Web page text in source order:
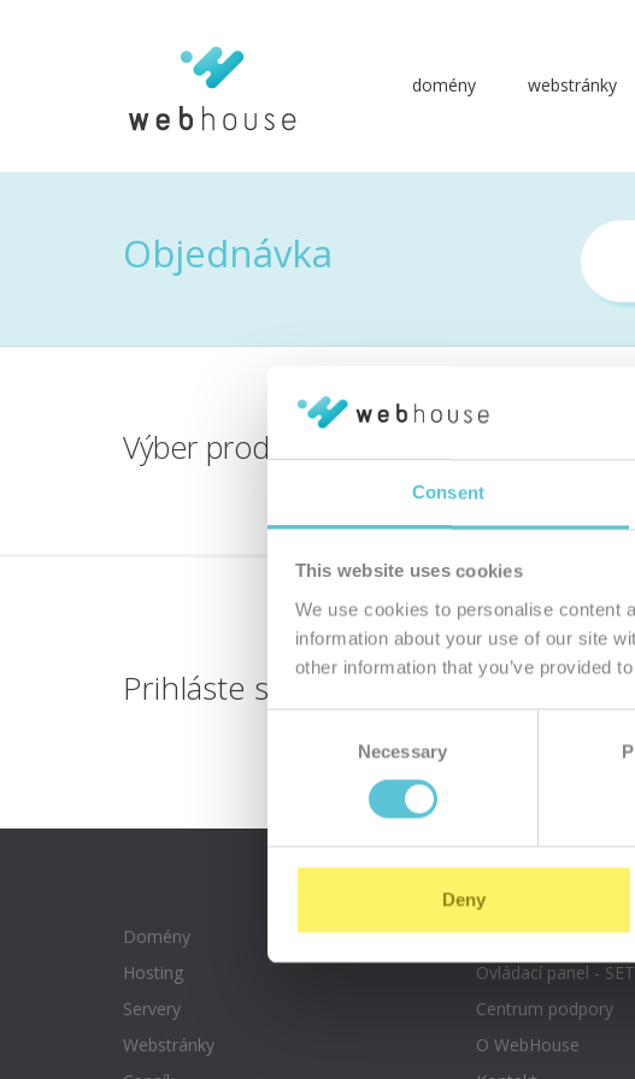
Consent
This website uses cookies
We use cookies to personalise content
information about your use of our site
other information that you’ve provided
Necessary
Deny
domény webstránky
Objednávka
Výber produktu
Prihláste sa k odberu noviniek
Domény
Hosting
Servery
Webstránky
Rezervácia
Ovládací panel -
Centrum podpory
O WebHouse